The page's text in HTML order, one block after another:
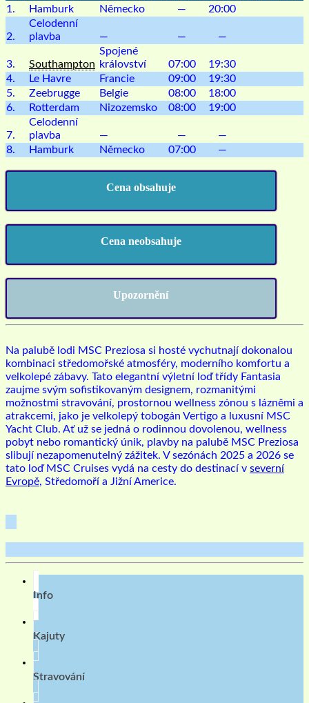
1.
Hamburk Německo — 20:00
2.
Celodenní
plavba
— — —
3. Southampton
Spojené
království
07:00
19:30
4.
Le Havre Francie 09:00
19:30
5.
Zeebrugge Belgie 08:00
18:00
6.
Rotterdam Nizozemsko 08:00 19:00
7.
Celodenní
plavba
— —
—
8.
Hamburk Německo 07:00 —
Cena obsahuje
Cena neobsahuje
Upozornění
Na palubě lodi MSC Preziosa si hosté vychutnají dokonalou
kombinaci středomořské atmosféry, moderního komfortu a
velkolepé zábavy. Tato elegantní výletní loď třídy Fantasia
zaujme svým sofistikovaným designem, rozmanitými
možnostmi stravování, prostornou wellness zónou s lázněmi a
atrakcemi, jako je velkolepý tobogán Vertigo a luxusní MSC
Yacht Club. Ať už se jedná o rodinnou dovolenou, wellness
pobyt nebo romantický únik, plavby na palubě MSC Preziosa
slibují nezapomenutelný zážitek. V sezónách 2025 a 2026 se
tato loď MSC Cruises vydá na cesty do destinací v severní
Evropě, Středomoří a Jižní Americe.
Info
Kajuty
Stravování